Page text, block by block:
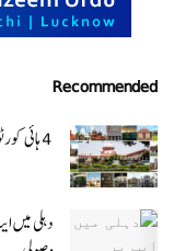
Recommended
دہلی میں